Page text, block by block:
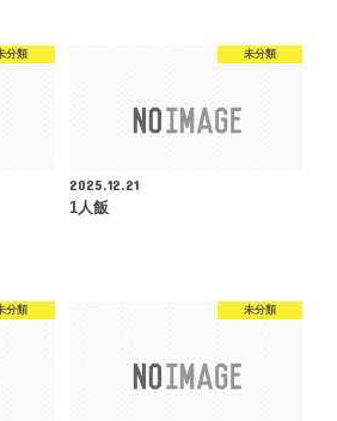
分類 未分類
2025.12.21
1人飯
分類 未分類